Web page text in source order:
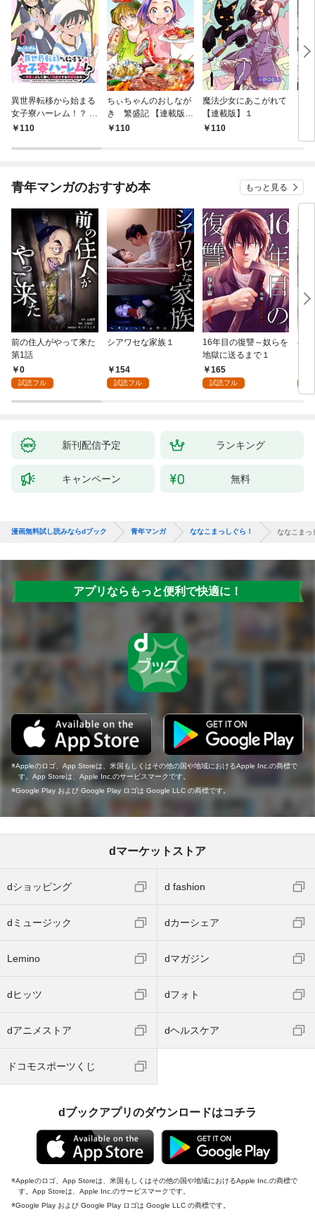
異世界転移から始まる
女子寮ハーレム！？ ～
管理人として働く人間
【連載版】０
110
ちぃちゃんのおしなが
き 繁盛記 【連載版】
１110
魔法少女にあこがれて
【連載版】１
110
青年マンガのおすすめ本 もっと見る
前の住人がやって来た
第1話
0
試読フル
シアワセな家族１
154
試読フル
16年目の復讐～奴らを
地獄に送るまで１
165
試読フル
ベ
新刊配信予定 ランキング
キャンペーン 無料
漫画無料試し読みならdブック 青年マンガ ななこまっしぐら！ ななこま
アプリならもっと便利で快適に！
Appleのロゴ、App Storeは、米国もしくはその他の国や地域におけるApple Inc.の商標で
す。App Storeは、Apple Inc.のサービスマークです。
Google Play および Google Play ロゴは Google LLC の商標です。
dマーケットストア
dショッピング d fashion
dミュージック dカーシェア
Lemino dマガジン
dヒッツ dフォト
dアニメストア dヘルスケア
ドコモスポーツくじ
dブックアプリのダウンロードはコチラ
Appleのロゴ、App Storeは、米国もしくはその他の国や地域におけるApple Inc.の商標で
す。App Storeは、Apple Inc.のサービスマークです。
Google Play および Google Play ロゴは Google LLC の商標です。